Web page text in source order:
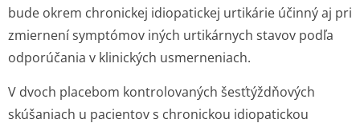
bude okrem chronickej idiopatickej urtikárie účinný aj pri
zmiernení symptómov iných urtikárnych stavov podľa
odporúčania v klinických usmerneniach.
V dvoch placebom kontrolovaných šesťtýždňových
skúšaniach u pacientov s chronickou idiopatickou